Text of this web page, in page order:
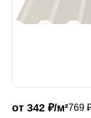
Профили
от 342 ₽/м²769